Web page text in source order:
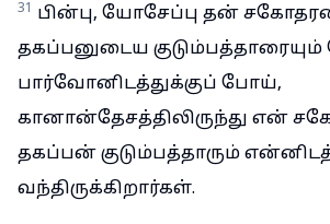
31 பின்பு, யோசேப்பு தன்
தகப்பனுடைய
பார்வோனிடத்துக்குப் போய்,
கானான்தேசத்திலிருந்து என்
தகப்பன் குடும்பத்தாரும்
வந்திருக்கிறார்கள்.